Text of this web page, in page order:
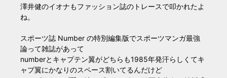
澤井健のイオナもファッション誌のトレースで叩かれたよ
ね。
スポーツ誌 Number の特別編集版でスポーツマンガ最強
論って雑誌があって
numberとキャプテン翼がどちらも1985年発汗らしくてキ
ャプ翼にかなりのスペース割いてるんだけど